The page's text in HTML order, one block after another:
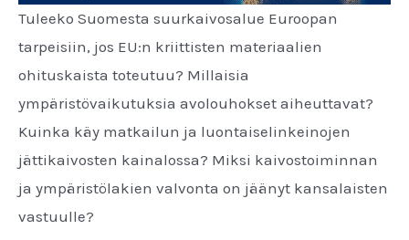
Tuleeko Suomesta suurkaivosalue Euroopan
tarpeisiin, jos EU:n kriittisten materiaalien
ohituskaista toteutuu? Millaisia
ympäristövaikutuksia avolouhokset aiheuttavat?
Kuinka käy matkailun ja luontaiselinkeinojen
jättikaivosten kainalossa? Miksi kaivostoiminnan
ja ympäristölakien valvonta on jäänyt kansalaisten
vastuulle?